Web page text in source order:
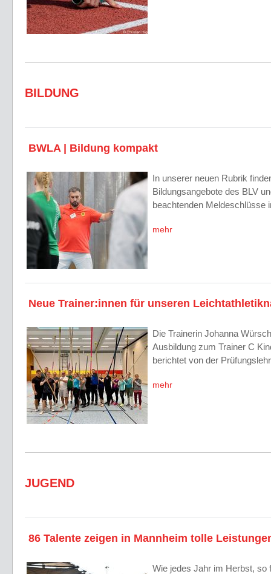
BILDUNG
BWLA | Bildung kompakt
In unserer neuen Rubrik
Bildungsangebote des BLV
beachtenden
mehr
Neue Trainer:innen für unseren
Die Trainerin Johanna
Ausbildung zum Trainer C
berichtet von der
mehr
JUGEND
86 Talente zeigen in Mannheim tolle
Wie jedes Jahr im Herbst, so